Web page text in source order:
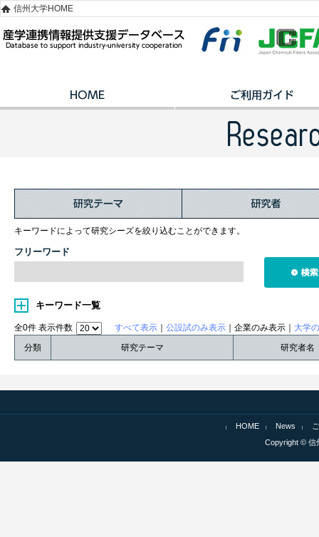
信州大学HOME
キーワードによって研究シーズを絞り込むことができます。
フリーワード
キーワード一覧
全0件 表示件数 すべて表示 公設試のみ表示 ｜企業のみ表示｜ 大学
分類
研究テーマ 研究者名
HOME News
Copyright © 信